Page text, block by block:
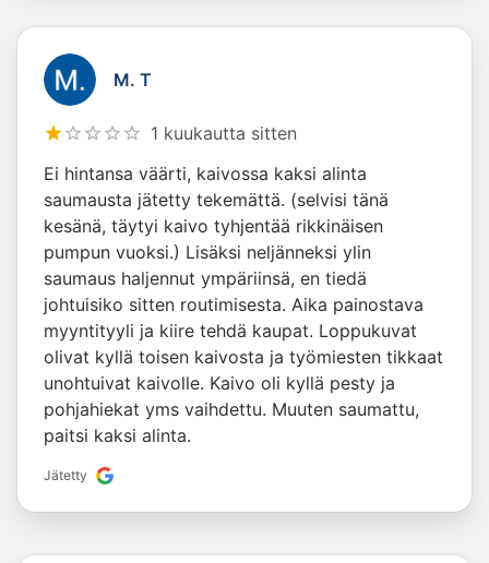
M. T
1 kuukautta sitten
Ei hintansa väärti, kaivossa kaksi alinta
saumausta jätetty tekemättä. (selvisi tänä
kesänä, täytyi kaivo tyhjentää rikkinäisen
pumpun vuoksi.) Lisäksi neljänneksi ylin
saumaus haljennut ympäriinsä, en tiedä
johtuisiko sitten routimisesta. Aika painostava
myyntityyli ja kiire tehdä kaupat. Loppukuvat
olivat kyllä toisen kaivosta ja työmiesten tikkaat
unohtuivat kaivolle. Kaivo oli kyllä pesty ja
pohjahiekat yms vaihdettu. Muuten saumattu,
paitsi kaksi alinta.
Jätetty